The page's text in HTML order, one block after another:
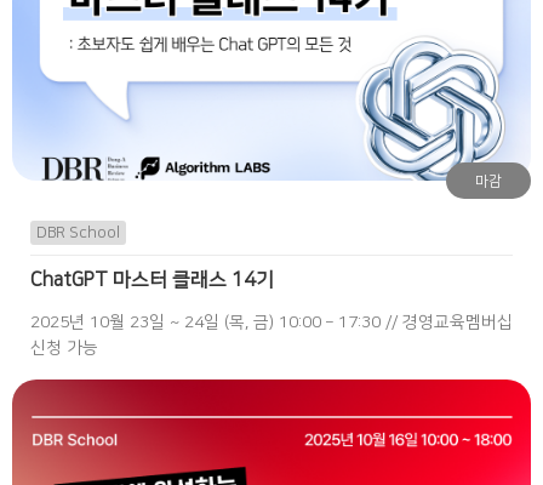
마감
DBR School
ChatGPT 마스터 클래스 14기
2025년 10월 23일 ~ 24일 (목, 금) 10:00 – 17:30 // 경영교육멤버십
신청 가능